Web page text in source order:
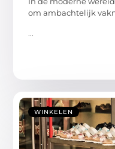
om ambachtelijk
...
WINKELEN